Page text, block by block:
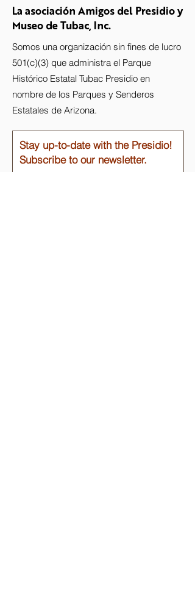
La asociación Amigos del Presidio y
Museo de Tubac, Inc.
Somos una organización sin fines de lucro
501(c)(3) que administra el Parque
Histórico Estatal Tubac Presidio en
nombre de los Parques y Senderos
Estatales de Arizona.
Stay up-to-date with the Presidio!
Subscribe to our newsletter.